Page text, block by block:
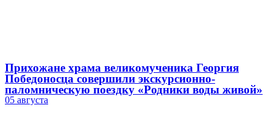
Прихожане храма великомученика Георгия
Победоносца совершили экскурсионно-
паломническую поездку «Родники воды живой»
05 августа